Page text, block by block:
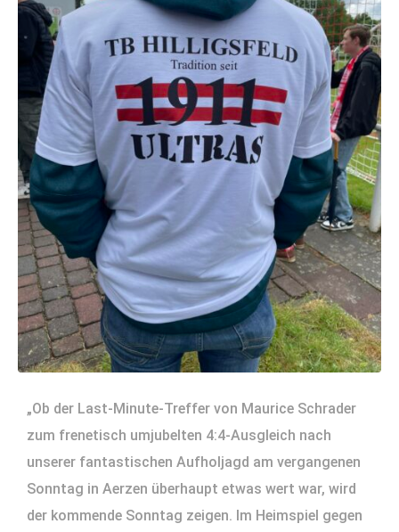
„Ob der Last-Minute-Treffer von Maurice Schrader
zum frenetisch umjubelten 4:4-Ausgleich nach
unserer fantastischen Aufholjagd am vergangenen
Sonntag in Aerzen überhaupt etwas wert war, wird
der kommende Sonntag zeigen. Im Heimspiel gegen